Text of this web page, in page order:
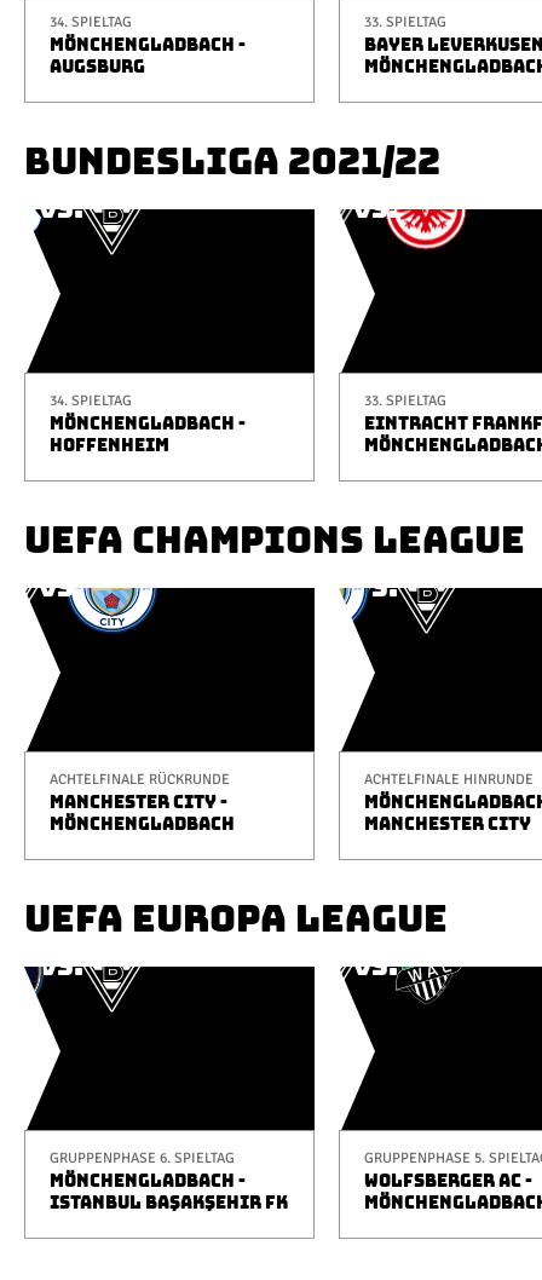
34. SPIELTAG
MÖNCHENGLADBACH -
AUGSBURG
33. SPIELTAG
BAYER
BUNDESLIGA 2021/22
34. SPIELTAG
MÖNCHENGLADBACH -
HOFFENHEIM
33. SPIELTAG
EINTRACHT
UEFA CHAMPIONS LEAGUE
ACHTELFINALE RÜCKRUNDE
MANCHESTER CITY -
MÖNCHENGLADBACH
ACHTELFINALE HINRUNDE
MANCHESTER CITY
UEFA EUROPA LEAGUE
GRUPPENPHASE 6. SPIELTAG
MÖNCHENGLADBACH -
ISTANBUL BAŞAKŞEHIR FK
GRUPPENPHASE 5.
WOLFSBERGER AC -